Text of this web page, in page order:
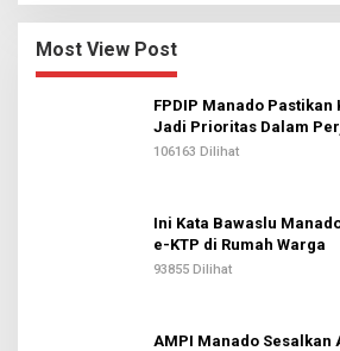
Most View Post
FPDIP Manado Pastikan
Jadi Prioritas Dalam
106163 Dilihat
Ini Kata Bawaslu
e-KTP di Rumah Warga
93855 Dilihat
AMPI Manado Sesalkan